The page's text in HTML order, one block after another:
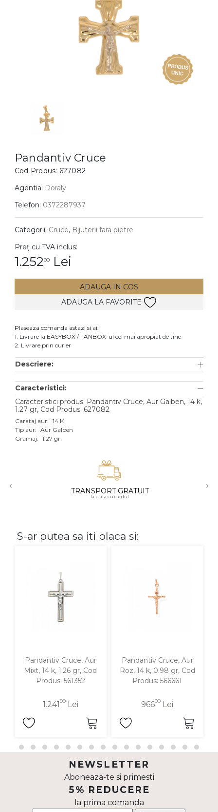
BIJUTERII COPII
Cercei
Bratari
Coliere
Lanturi
Pandantive
Inele
Cercei
Bratari
Lanturi
Pandantive
Accesorii
Aur galben
Aur alb
Aur roz
Pandantiv Cruce
Cod Produs: 627082
Agentia: Doraly
Telefon: 0372287937
Categorii: Cruce, Bijuterii fara pietre
Preț cu TVA inclus:
1.25200 Lei
ADAUGA IN COS
ADAUGA LA FAVORITE
Plaseaza comanda astazi si ai:
1. Livrare la EASYBOX / FANBOX-ul cel mai apropiat de tine
2. Livrare prin curier
Descriere:
Caracteristici:
Caracteristici produs: Pandantiv Cruce, Aur Galben, 14 k,
1.27 gr, Cod Produs: 627082
Carataj aur: 14 K
Tip aur: Aur Galben
Gramaj: 1.27 gr
‹ TRANSPORT GRATUIT
la plata cu cardul
›
S-ar putea sa iti placa si:
Pandantiv Cruce, Aur
Mixt, 14 k, 1.26 gr, Cod
Produs: 561352
1.241 99Lei
Pandantiv Cruce, Aur
Roz, 14 k, 0.98 gr, Cod
Produs: 566661
96600 Lei
NEWSLETTER
Aboneaza-te si primesti
5% REDUCERE
la prima comanda